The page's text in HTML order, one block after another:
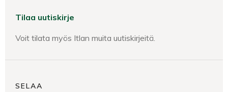
Tilaa uutiskirje
Voit tilata myös Itlan muita uutiskirjeitä.
SELAA